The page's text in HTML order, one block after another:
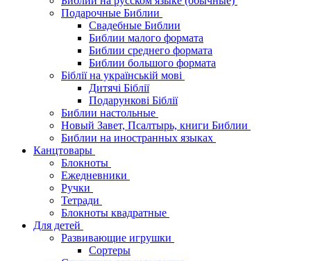
Подарочные Библии
Свадебные Библии
Библии малого формата
Библии среднего формата
Библии большого формата
Біблії на українській мові
Дитячі Біблії
Подарункові Біблії
Библии настольные
Новый Завет, Псалтырь, книги Библии
Библии на иностранных языках
Канцтовары
Блокноты
Ежедневники
Ручки
Тетради
Блокноты квадратные
Для детей
Развивающие игрушки
Сортеры